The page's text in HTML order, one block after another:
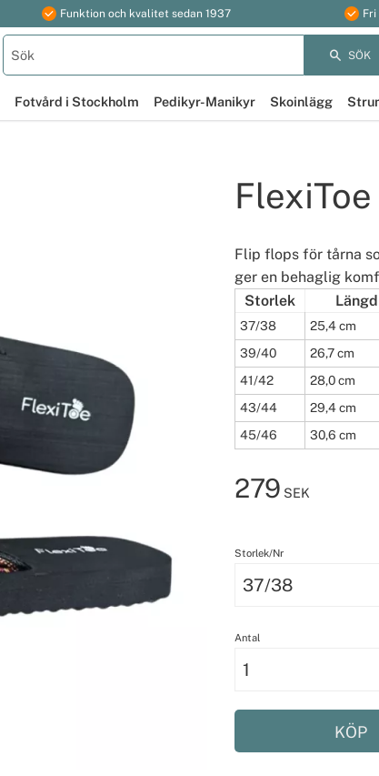
Funktion och kvalitet sedan 1937
SÖK
Fotvård i Stockholm Pedikyr-Manikyr Skoinlägg
FlexiToe
Flip flops för tårna
ger en behaglig
Storlek
37/38
25,4 cm
39/40
26,7 cm
41/42
28,0 cm
43/44
29,4 cm
45/46
30,6 cm
279 SEK
Storlek/Nr
Antal
KÖP